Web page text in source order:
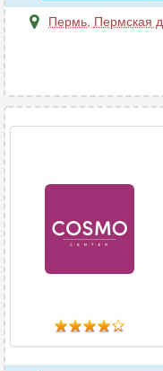
Пермь, Пермская